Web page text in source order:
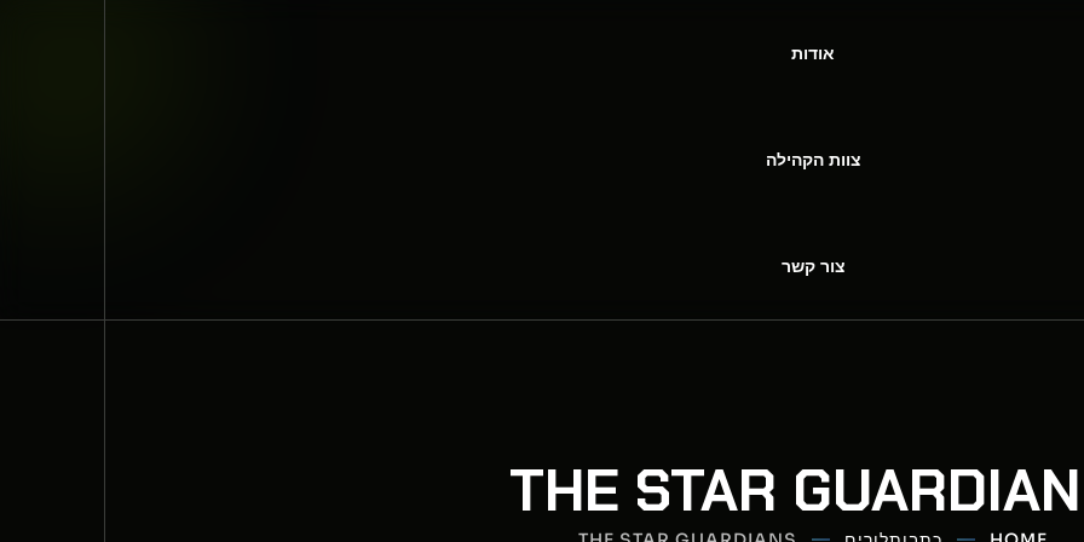
אודות
צוות הקהילה
צור קשר
THE STAR